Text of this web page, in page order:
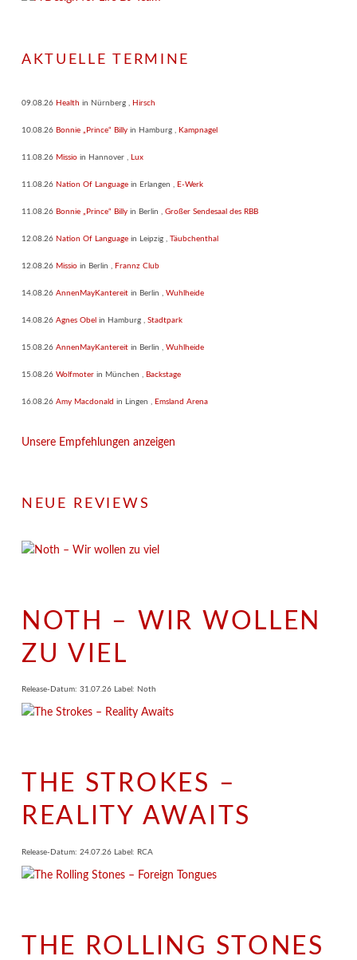
AKTUELLE TERMINE
09.08.26 Health in Nürnberg , Hirsch
10.08.26 Bonnie „Prince“ Billy in Hamburg , Kampnagel
11.08.26 Missio in Hannover , Lux
11.08.26 Nation Of Language in Erlangen , E-Werk
11.08.26 Bonnie „Prince“ Billy in Berlin , Großer Sendesaal des RBB
12.08.26 Nation Of Language in Leipzig , Täubchenthal
12.08.26 Missio in Berlin , Frannz Club
14.08.26 AnnenMayKantereit in Berlin , Wuhlheide
14.08.26 Agnes Obel in Hamburg , Stadtpark
15.08.26 AnnenMayKantereit in Berlin , Wuhlheide
15.08.26 Wolfmoter in München , Backstage
16.08.26 Amy Macdonald in Lingen , Emsland Arena
Unsere Empfehlungen anzeigen
NEUE REVIEWS
NOTH – WIR WOLLEN
ZU VIEL
Release-Datum: 31.07.26 Label: Noth
THE STROKES –
REALITY AWAITS
Release-Datum: 24.07.26 Label: RCA
THE ROLLING STONES